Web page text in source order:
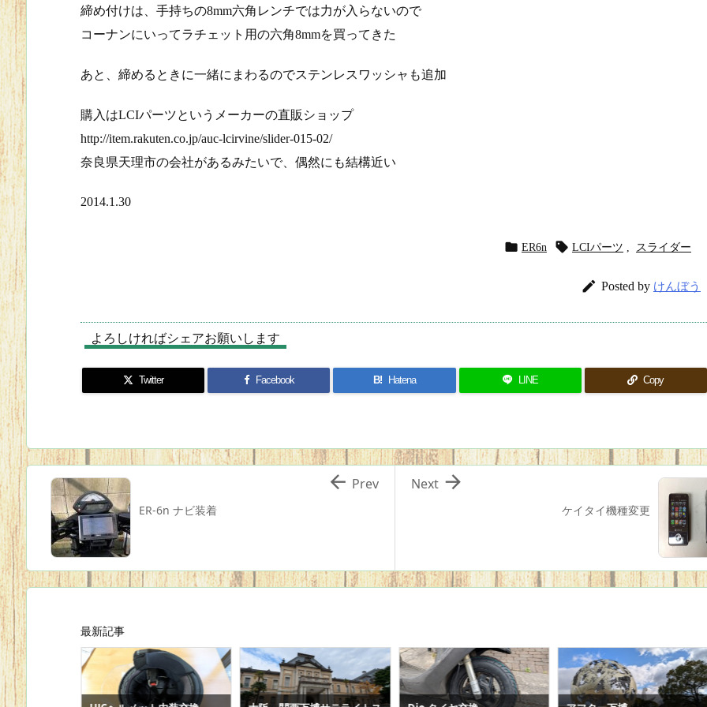
締め付けは、手持ちの8mm六角レンチでは力が入らないので
コーナンにいってラチェット用の六角8mmを買ってきた
あと、締めるときに一緒にまわるのでステンレスワッシャも追加
購入はLCIパーツというメーカーの直販ショップ
http://item.rakuten.co.jp/auc-lcirvine/slider-015-02/
奈良県天理市の会社があるみたいで、偶然にも結構近い
2014.1.30
 ER6n  LCIパーツ , スライダー
 Posted by けんぼう
よろしければシェアお願いします
Twitter Facebook B! Hatena LINE Copy
ケイタイ機種変更

Next
ER-6n ナビ装着
 Prev
最新記事